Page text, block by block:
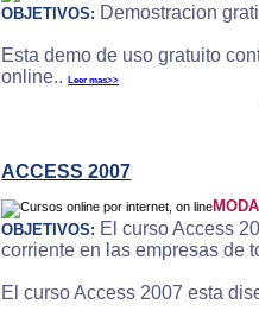
OBJETIVOS: Demostracion
Esta demo de uso gratuito
online..Leer mas>>
ACCESS 2007
OBJETIVOS: El curso Access
corriente en las empresas de
El curso Access 2007 esta